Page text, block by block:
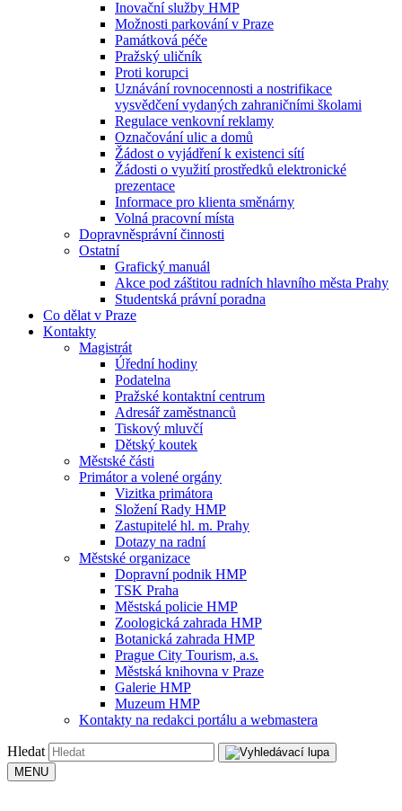
Inovační služby HMP
Možnosti parkování v Praze
Památková péče
Pražský uličník
Proti korupci
Uznávání rovnocennosti a nostrifikace
vysvědčení vydaných zahraničními školami
Regulace venkovní reklamy
Označování ulic a domů
Žádost o vyjádření k existenci sítí
Žádosti o využití prostředků elektronické
prezentace
Informace pro klienta směnárny
Volná pracovní místa
Dopravněsprávní činnosti
Ostatní
Grafický manuál
Akce pod záštitou radních hlavního města Prahy
Studentská právní poradna
Co dělat v Praze
Kontakty
Magistrát
Úřední hodiny
Podatelna
Pražské kontaktní centrum
Adresář zaměstnanců
Tiskový mluvčí
Dětský koutek
Městské části
Primátor a volené orgány
Vizitka primátora
Složení Rady HMP
Zastupitelé hl. m. Prahy
Dotazy na radní
Městské organizace
Dopravní podnik HMP
TSK Praha
Městská policie HMP
Zoologická zahrada HMP
Botanická zahrada HMP
Prague City Tourism, a.s.
Městská knihovna v Praze
Galerie HMP
Muzeum HMP
Kontakty na redakci portálu a webmastera
Hledat
MENU